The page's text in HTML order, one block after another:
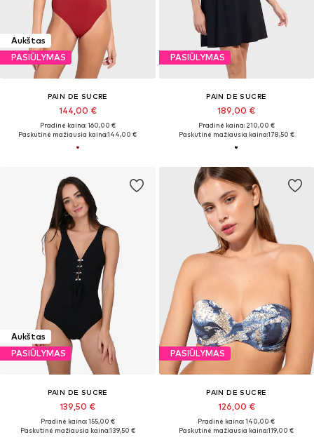
Aukštas
PASIŪLYMAS
PAIN DE SUCRE
144,00 €
Pradinė kaina: 160,00 €
Paskutinė mažiausia kaina:144,00 €
PASIŪLYMAS
PAIN DE SUCRE
189,00 €
Pradinė kaina: 210,00 €
Paskutinė mažiausia kaina:178,50 €
Aukštas
PASIŪLYMAS
PAIN DE SUCRE
139,50 €
Pradinė kaina: 155,00 €
Paskutinė mažiausia kaina:139,50 €
PASIŪLYMAS
PAIN DE SUCRE
126,00 €
Pradinė kaina: 140,00 €
Paskutinė mažiausia kaina:119,00 €